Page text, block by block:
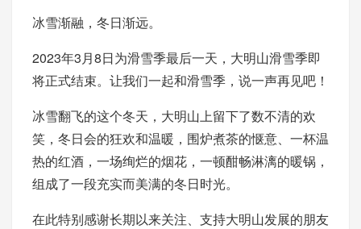
冰雪渐融，冬日渐远。
2023年3月8日为滑雪季最后一天，大明山滑雪季即
将正式结束。让我们一起和滑雪季，说一声再见吧！
冰雪翻飞的这个冬天，大明山上留下了数不清的欢
笑，冬日会的狂欢和温暖，围炉煮茶的惬意、一杯温
热的红酒，一场绚烂的烟花，一顿酣畅淋漓的暖锅，
组成了一段充实而美满的冬日时光。
在此特别感谢长期以来关注、支持大明山发展的朋友